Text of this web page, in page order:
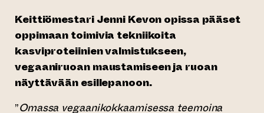
Keittiömestari Jenni Kevon opissa pääset
oppimaan toimivia tekniikoita
kasviproteiinien valmistukseen,
vegaaniruoan maustamiseen ja ruoan
näyttävään esillepanoon.
”Omassa vegaanikokkaamisessa teemoina